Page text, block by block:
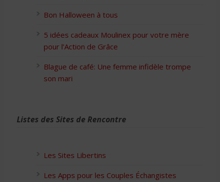
Bon Halloween à tous
5 idées cadeaux Moulinex pour votre mère
pour l’Action de Grâce
Blague de café: Une femme infidèle trompe
son mari
Listes des Sites de Rencontre
Les Sites Libertins
Les Apps pour les Couples Échangistes